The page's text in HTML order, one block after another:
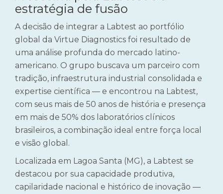
estratégia de fusão
A decisão de integrar a Labtest ao portfólio
global da Virtue Diagnostics foi resultado de
uma análise profunda do mercado latino-
americano. O grupo buscava um parceiro com
tradição, infraestrutura industrial consolidada e
expertise científica — e encontrou na Labtest,
com seus mais de 50 anos de história e presença
em mais de 50% dos laboratórios clínicos
brasileiros, a combinação ideal entre força local
e visão global.
Localizada em Lagoa Santa (MG), a Labtest se
destacou por sua capacidade produtiva,
capilaridade nacional e histórico de inovação —